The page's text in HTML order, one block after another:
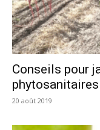
Conseils pour
phytosanitaires
20 août 2019